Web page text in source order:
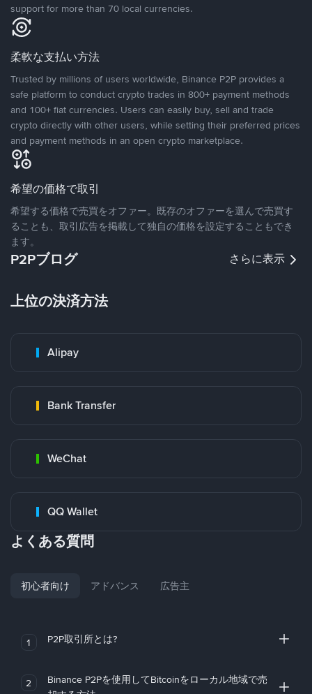
support for more than 70 local currencies.
柔軟な支払い方法
Trusted by millions of users worldwide, Binance P2P provides a
safe platform to conduct crypto trades in 800+ payment methods
and 100+ fiat currencies. Users can easily buy, sell and trade
crypto directly with other users, while setting their preferred prices
and payment methods in an open crypto marketplace.
希望の価格で取引
希望する価格で売買をオファー。既存のオファーを選んで売買す
ることも、取引広告を掲載して独自の価格を設定することもでき
ます。
P2Pブログ さらに表示
上位の決済方法
Alipay
Bank Transfer
WeChat
QQ Wallet
よくある質問
初心者向け アドバンス 広告主
1 P2P取引所とは?
2
Binance P2Pを使用してBitcoinをローカル地域で売